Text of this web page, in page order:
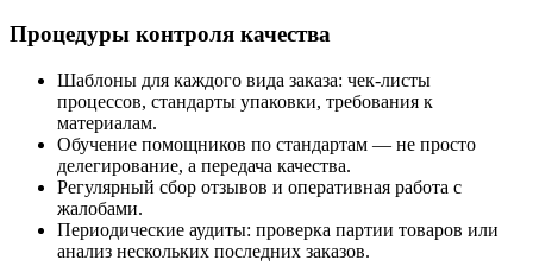
Процедуры контроля качества
Шаблоны для каждого вида заказа: чек-листы
процессов, стандарты упаковки, требования к
материалам.
Обучение помощников по стандартам — не просто
делегирование, а передача качества.
Регулярный сбор отзывов и оперативная работа с
жалобами.
Периодические аудиты: проверка партии товаров или
анализ нескольких последних заказов.